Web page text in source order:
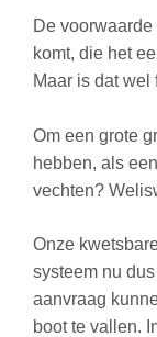
De
komt, die het
Maar is dat wel
Om een grote
hebben, als
vechten?
Onze
systeem nu
aanvraag
boot te vallen.